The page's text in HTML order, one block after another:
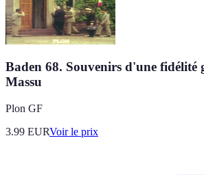
Baden 68. Souvenirs d'une fidélité
Massu
Plon GF
3.99 EURVoir le prix